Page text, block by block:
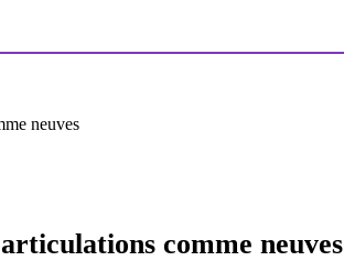
neuves
comme neuves